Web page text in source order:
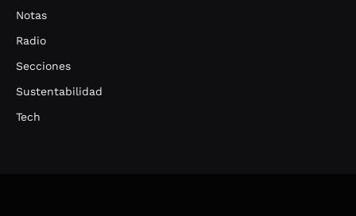
Notas
Radio
Secciones
Sustentabilidad
Tech